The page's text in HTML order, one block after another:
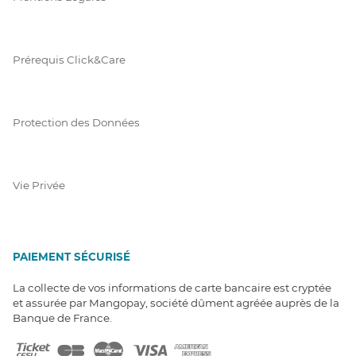
Prérequis Click&Care
Protection des Données
Vie Privée
PAIEMENT SÉCURISÉ
La collecte de vos informations de carte bancaire est cryptée
et assurée par Mangopay, société dûment agréée auprès de la
Banque de France.